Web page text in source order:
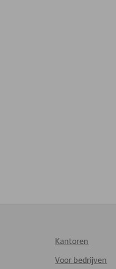
Kantoren
Voor bedrijven